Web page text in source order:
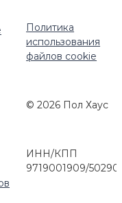
Политика
использования
файлов cookie
© 2026 Пол Хаус
ИНН/КПП
9719001909/